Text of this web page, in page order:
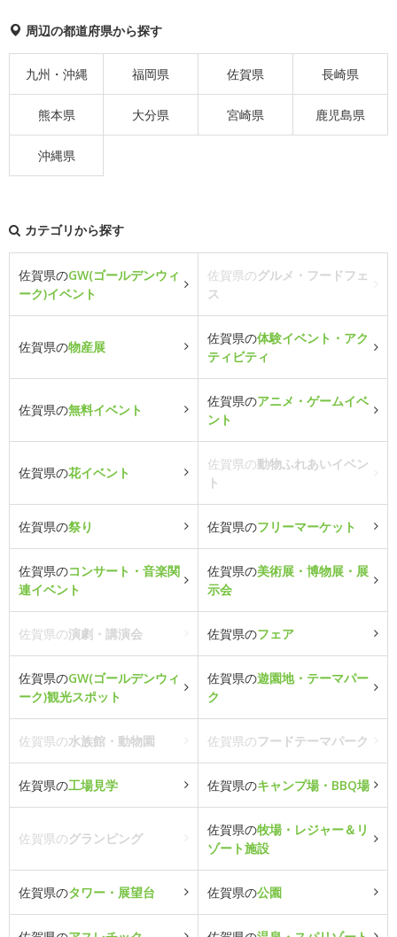
周辺の都道府県から探す
九州・沖縄 福岡県 佐賀県 長崎県
熊本県 大分県 宮崎県 鹿児島県
沖縄県
カテゴリから探す
佐賀県のGW(ゴールデンウィ
ーク)イベント
佐賀県のグルメ・フードフェ
ス
佐賀県の物産展
佐賀県の体験イベント・アク
ティビティ
佐賀県の無料イベント
佐賀県のアニメ・ゲームイベ
ント
佐賀県の花イベント
佐賀県の動物ふれあいイベン
ト
佐賀県の祭り 佐賀県のフリーマーケット
佐賀県のコンサート・音楽関
連イベント
佐賀県の美術展・博物展・展
示会
佐賀県の演劇・講演会 佐賀県のフェア
佐賀県のGW(ゴールデンウィ
ーク)観光スポット
佐賀県の遊園地・テーマパー
ク
佐賀県の水族館・動物園 佐賀県のフードテーマパーク
佐賀県の工場見学 佐賀県のキャンプ場・BBQ場
佐賀県のグランピング
佐賀県の牧場・レジャー＆リ
ゾート施設
佐賀県のタワー・展望台 佐賀県の公園